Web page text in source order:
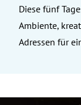
Untermenü
Untermenü
Diese fünf
Ambiente,
Adressen für